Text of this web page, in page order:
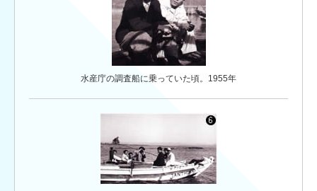
水産庁の調査船に乗っていた頃。1955年